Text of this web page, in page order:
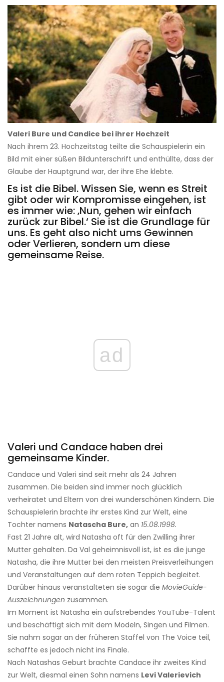
Valeri Bure und Candice bei ihrer Hochzeit
Nach ihrem 23. Hochzeitstag teilte die Schauspielerin ein
Bild mit einer süßen Bildunterschrift und enthüllte, dass der
Glaube der Hauptgrund war, der ihre Ehe klebte.
Es ist die Bibel. Wissen Sie, wenn es Streit
gibt oder wir Kompromisse eingehen, ist
es immer wie: ‚Nun, gehen wir einfach
zurück zur Bibel.‘ Sie ist die Grundlage für
uns. Es geht also nicht ums Gewinnen
oder Verlieren, sondern um diese
gemeinsame Reise.
ad
Valeri und Candace haben drei
gemeinsame Kinder.
Candace und Valeri sind seit mehr als 24 Jahren
zusammen. Die beiden sind immer noch glücklich
verheiratet und Eltern von drei wunderschönen Kindern. Die
Schauspielerin brachte ihr erstes Kind zur Welt, eine
Tochter namens Natascha Bure, an 15.08.1998.
Fast 21 Jahre alt, wird Natasha oft für den Zwilling ihrer
Mutter gehalten. Da Val geheimnisvoll ist, ist es die junge
Natasha, die ihre Mutter bei den meisten Preisverleihungen
und Veranstaltungen auf dem roten Teppich begleitet.
Darüber hinaus veranstalteten sie sogar die MovieGuide-
Auszeichnungen zusammen.
Im Moment ist Natasha ein aufstrebendes YouTube-Talent
und beschäftigt sich mit dem Modeln, Singen und Filmen.
Sie nahm sogar an der früheren Staffel von The Voice teil,
schaffte es jedoch nicht ins Finale.
Nach Natashas Geburt brachte Candace ihr zweites Kind
zur Welt, diesmal einen Sohn namens Levi Valerievich